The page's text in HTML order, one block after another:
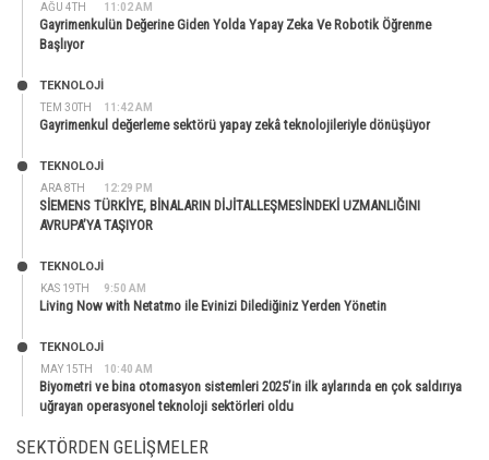
AĞU 4TH 11:02 AM
Gayrimenkulün Değerine Giden Yolda Yapay Zeka Ve Robotik Öğrenme
Başlıyor
TEM 30TH 11:42 AM
TEKNOLOJİ
Gayrimenkul değerleme sektörü yapay zekâ teknolojileriyle dönüşüyor
ARA 8TH 12:29 PM
TEKNOLOJİ
SİEMENS TÜRKİYE, BİNALARIN DİJİTALLEŞMESİNDEKİ UZMANLIĞINI
AVRUPA’YA TAŞIYOR
KAS 19TH 9:50 AM
TEKNOLOJİ
Living Now with Netatmo ile Evinizi Dilediğiniz Yerden Yönetin
MAY 15TH 10:40 AM
TEKNOLOJİ
Biyometri ve bina otomasyon sistemleri 2025’in ilk aylarında en çok saldırıya
uğrayan operasyonel teknoloji sektörleri oldu
SEKTÖRDEN GELIŞMELER